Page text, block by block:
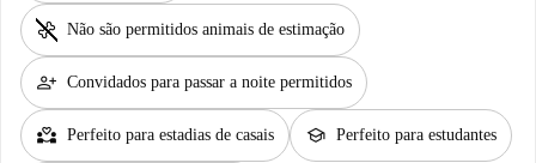
pet_supplies Não são permitidos animais de estimação
person_add Convidados para passar a noite permitidos
partner_heart Perfeito para estadias de casais school Perfeito para estudantes